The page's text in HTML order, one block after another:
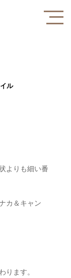
ル
よりも細い番
カ＆キャン
ります。